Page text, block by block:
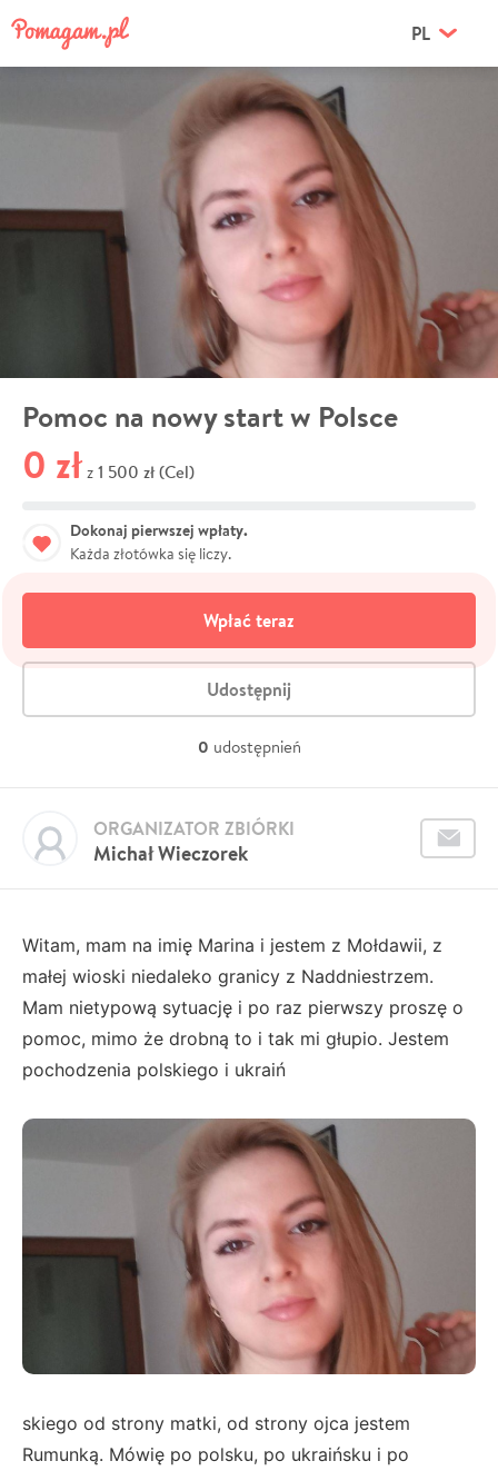
PL
Pomoc na nowy start w Polsce
0 zł z 1 500 zł (Cel)
Dokonaj pierwszej wpłaty.
Każda złotówka się liczy.
Wpłać teraz
Udostępnij
0 udostępnień
Michał Wieczorek
ORGANIZATOR ZBIÓRKI
Witam, mam na imię Marina i jestem z Mołdawii, z
małej wioski niedaleko granicy z Naddniestrzem.
Mam nietypową sytuację i po raz pierwszy proszę o
pomoc, mimo że drobną to i tak mi głupio. Jestem
pochodzenia polskiego i ukraiń
skiego od strony matki, od strony ojca jestem
Rumunką. Mówię po polsku, po ukraińsku i po